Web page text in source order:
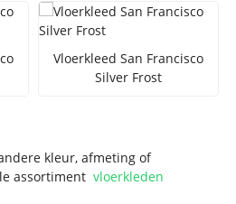
Vloerkleed San Francisco
Silver Frost
kleur, afmeting of
assortimentvloerkleden